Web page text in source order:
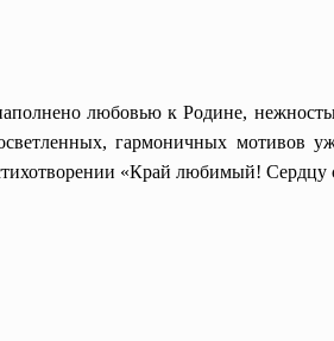
любовью к Родине,
гармоничных мотивов
«Край любимый! Сердцу